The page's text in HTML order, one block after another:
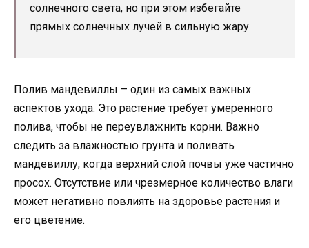
солнечного света, но при этом избегайте
прямых солнечных лучей в сильную жару.
Полив мандевиллы – один из самых важных
аспектов ухода. Это растение требует умеренного
полива, чтобы не переувлажнить корни. Важно
следить за влажностью грунта и поливать
мандевиллу, когда верхний слой почвы уже частично
просох. Отсутствие или чрезмерное количество влаги
может негативно повлиять на здоровье растения и
его цветение.